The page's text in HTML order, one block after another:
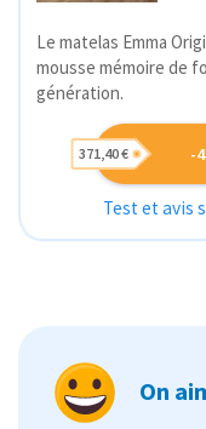
Le matelas Emma
mousse mémoire de
génération.
-
371,40 €
Test et avis
On